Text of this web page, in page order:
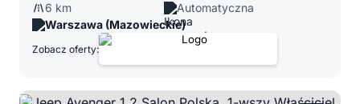
6 km
Automatyczna
Warszawa (Mazowieckie)
Zobacz oferty: